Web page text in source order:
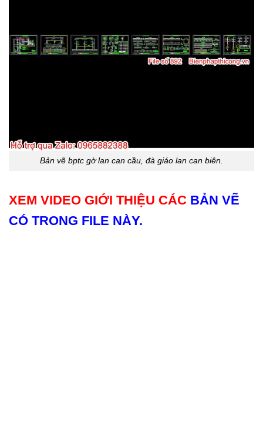
Bản vẽ bptc gờ lan can cầu, đà giáo lan can biên.
XEM VIDEO GIỚI THIỆU CÁC BẢN VẼ
CÓ TRONG FILE NÀY.